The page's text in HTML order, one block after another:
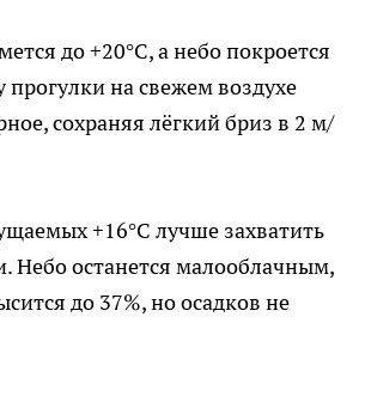
до +20°C, а небо покроется
на свежем воздухе
сохраняя лёгкий бриз в 2 м/
+16°C лучше захватить
Небо останется малооблачным,
до 37%, но осадков не